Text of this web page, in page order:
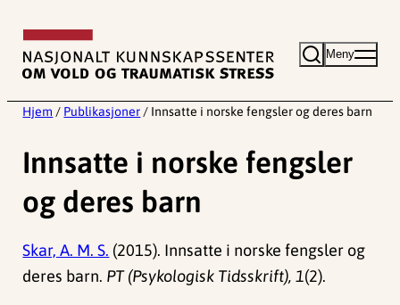
innhold
Meny
Hjem / Publikasjoner / Innsatte i norske fengsler og deres barn
Innsatte i norske fengsler
og deres barn
Skar, A. M. S. (2015). Innsatte i norske fengsler og
deres barn. PT (Psykologisk Tidsskrift), 1(2).